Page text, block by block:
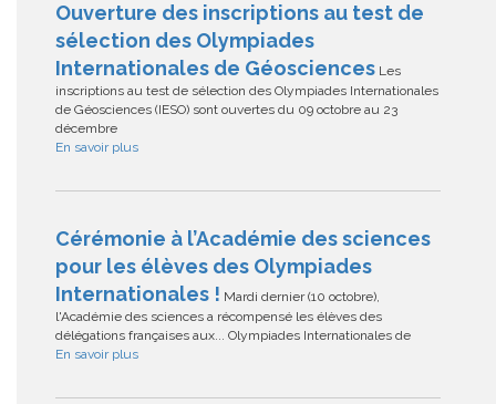
Ouverture des inscriptions au test de
sélection des Olympiades
Internationales de Géosciences Les
inscriptions au test de sélection des Olympiades Internationales
de Géosciences (IESO) sont ouvertes du 09 octobre au 23
décembre
En savoir plus
Cérémonie à l’Académie des sciences
pour les élèves des Olympiades
Internationales ! Mardi dernier (10 octobre),
l'Académie des sciences a récompensé les élèves des
délégations françaises aux... Olympiades Internationales de
En savoir plus